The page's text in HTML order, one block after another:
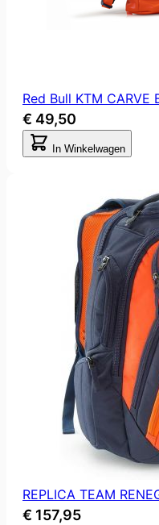
Red Bull KTM CARVE
€ 49,50
In Winkelwagen
REPLICA TEAM
€ 157,95